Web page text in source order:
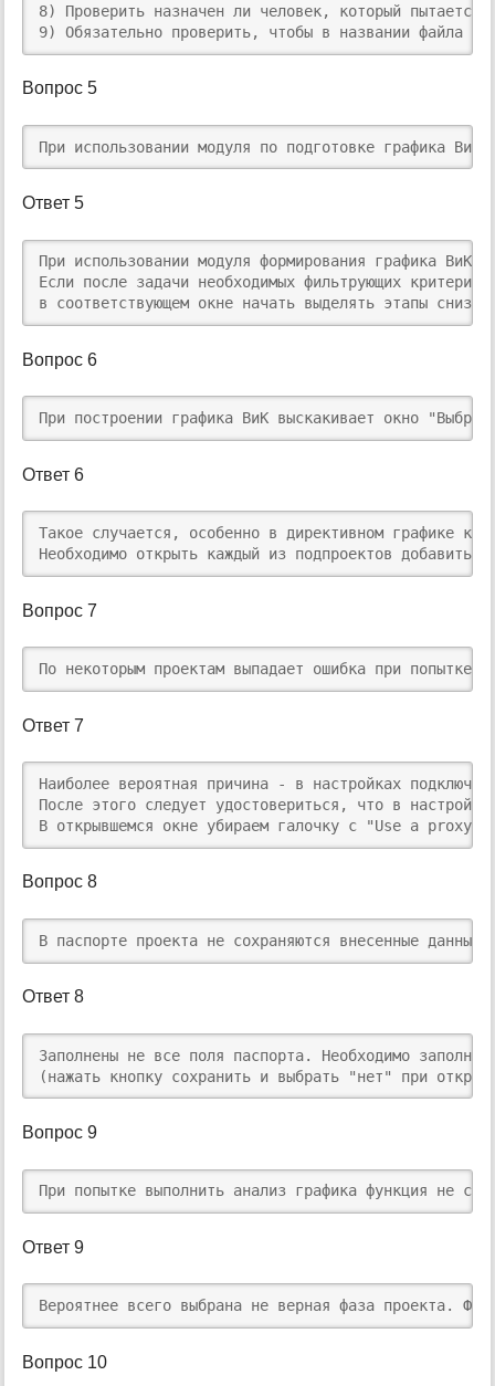
8) Проверить назначен ли человек, который пытается
9) Обязательно проверить, чтобы в названии файла
Вопрос 5
При использовании модуля по подготовке графика
Ответ 5
При использовании модуля формирования графика ВиК
Если после задачи необходимых фильтрующих
в соответствующем окне начать выделять этапы снизу
Вопрос 6
При построении графика ВиК выскакивает окно
Ответ 6
​Такое случается, особенно в директивном графике к
Необходимо открыть каждый из подпроектов
Вопрос 7
По некоторым проектам выпадает ошибка при
Ответ 7
Наиболее вероятная причина - в настройках
После этого следует удостовериться, что в
В открывшемся окне убираем галочку с "Use a proxy
Вопрос 8
В паспорте проекта не сохраняются внесенные данные
Ответ 8
Заполнены не все поля паспорта. Необходимо
(нажать кнопку сохранить и выбрать "нет" при
Вопрос 9
При попытке выполнить анализ графика функция не
Ответ 9
​Вероятнее всего выбрана не верная фаза проекта.
Вопрос 10